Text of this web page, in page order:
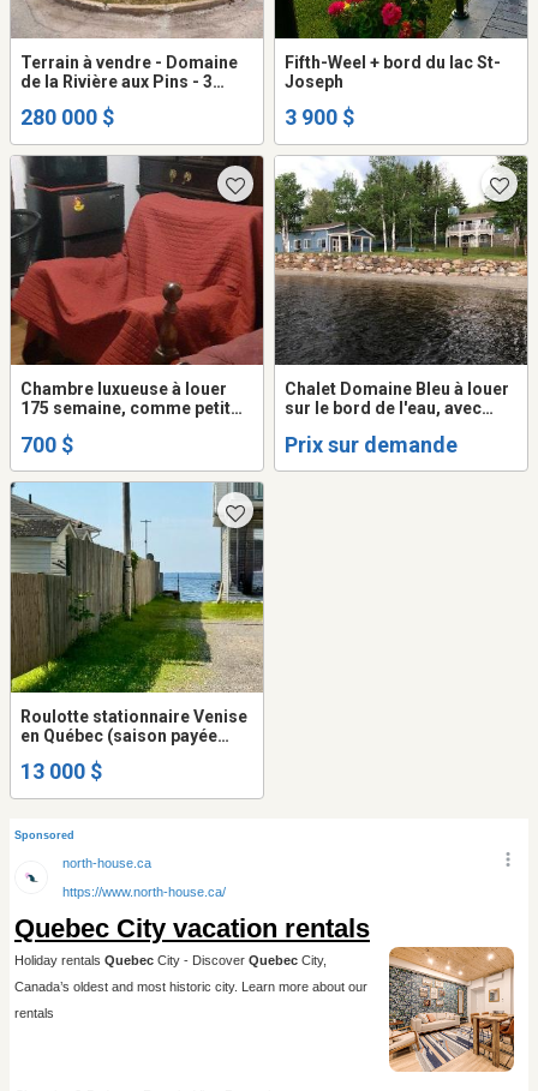
Terrain à vendre - Domaine
de la Rivière aux Pins - 3
280 000 $
Fifth-Weel + bord du lac St-
Joseph
3 900 $
Chambre luxueuse à louer
175 semaine, comme petit
700 $
Chalet Domaine Bleu à louer
sur le bord de l'eau, avec
Pohénégamook dans la
région du Témiscouata
Prix sur demande
Roulotte stationnaire Venise
en Québec (saison payée
13 000 $